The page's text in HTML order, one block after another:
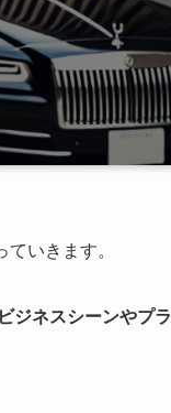
いきます。
ジネスシーンやプラ